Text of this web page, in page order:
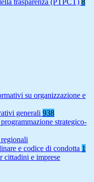
trasparenza (PTPCT) 8
su organizzazione e
generali 938
strategico-
e codice di condotta 1
cittadini e imprese